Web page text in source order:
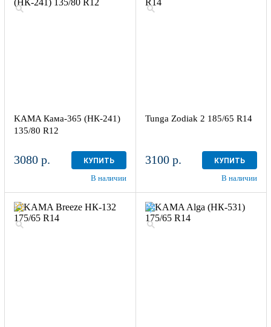
KAMA Кама-365 (НК-241)
135/80 R12
3080 р. КУПИТЬ
В наличии
Tunga Zodiak 2 185/65 R14
3100 р. КУПИТЬ
В наличии